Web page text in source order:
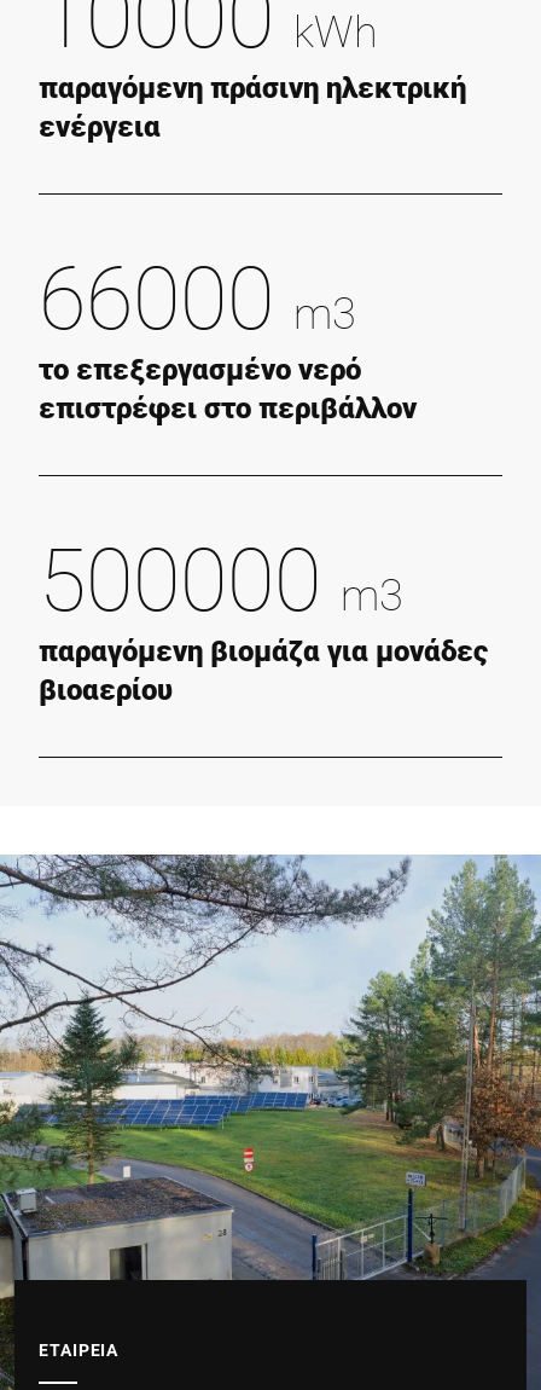
kWh
παραγόμενη πράσινη ηλεκτρική
ενέργεια
66000 m3
το επεξεργασμένο νερό
επιστρέφει στο περιβάλλον
500000 m3
παραγόμενη βιομάζα για μονάδες
βιοαερίου
ΕΤΑΙΡΕΊΑ